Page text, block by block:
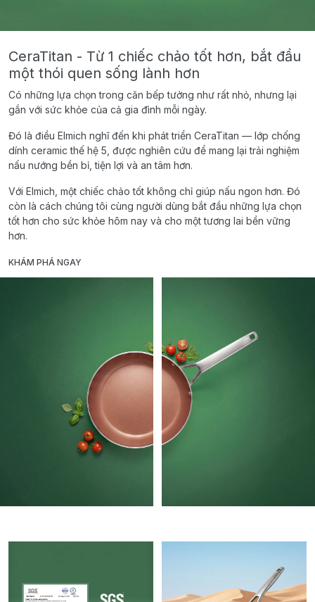
CeraTitan - Từ 1 chiếc chảo tốt hơn, bắt đầu
một thói quen sống lành hơn
Có những lựa chọn trong căn bếp tưởng như rất nhỏ, nhưng lại
gắn với sức khỏe của cả gia đình mỗi ngày.
Đó là điều Elmich nghĩ đến khi phát triển CeraTitan — lớp chống
dính ceramic thế hệ 5, được nghiên cứu để mang lại trải nghiệm
nấu nướng bền bỉ, tiện lợi và an tâm hơn.
Với Elmich, một chiếc chảo tốt không chỉ giúp nấu ngon hơn. Đó
còn là cách chúng tôi cùng người dùng bắt đầu những lựa chọn
tốt hơn cho sức khỏe hôm nay và cho một tương lai bền vững
hơn.
KHÁM PHÁ NGAY